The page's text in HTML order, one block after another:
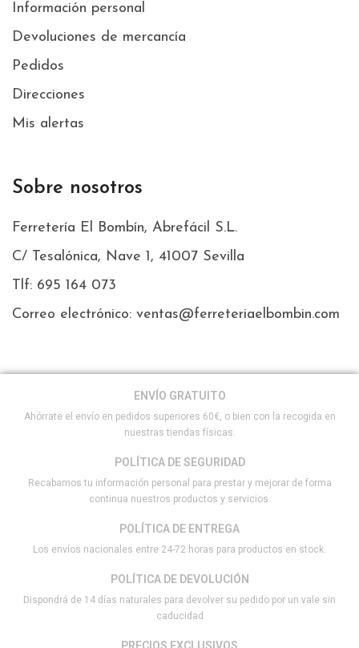
Información personal
Devoluciones de mercancía
Pedidos
Direcciones
Mis alertas
Sobre nosotros
Ferretería El Bombín, Abrefácil S.L.
C/ Tesalónica, Nave 1, 41007 Sevilla
Tlf: 695 164 073
Correo electrónico: ventas@ferreteriaelbombin.com
ENVÍO GRATUITO
Ahórrate el envío en pedidos superiores 60€, o bien con la recogida en
nuestras tiendas físicas.
POLÍTICA DE SEGURIDAD
Recabamos tu información personal para prestar y mejorar de forma
continua nuestros productos y servicios.
POLÍTICA DE ENTREGA
Los envíos nacionales entre 24-72 horas para productos en stock.
POLÍTICA DE DEVOLUCIÓN
Dispondrá de 14 días naturales para devolver su pedido por un vale sin
caducidad